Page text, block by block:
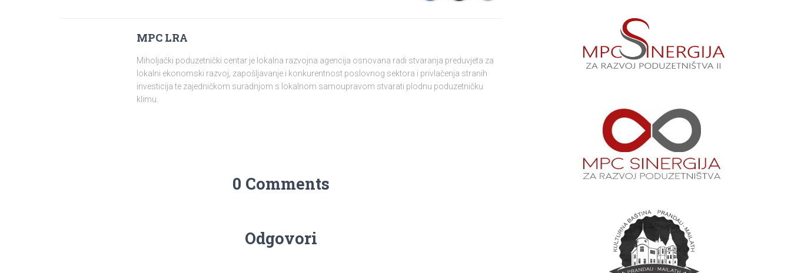
MPC LRA
Miholjački poduzetnički centar je lokalna razvojna agencija osnovana radi stvaranja preduvjeta za
lokalni ekonomski razvoj, zapošljavanje i konkurentnost poslovnog sektora i privlačenja stranih
investicija te zajedničkom suradnjom s lokalnom samoupravom stvarati plodnu poduzetničku
klimu.
0 Comments
Odgovori